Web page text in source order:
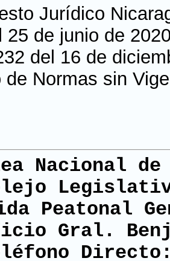
Jurídico
25 de junio de
del 16 de
de Normas sin
Nacional
Peatonal
Gral.